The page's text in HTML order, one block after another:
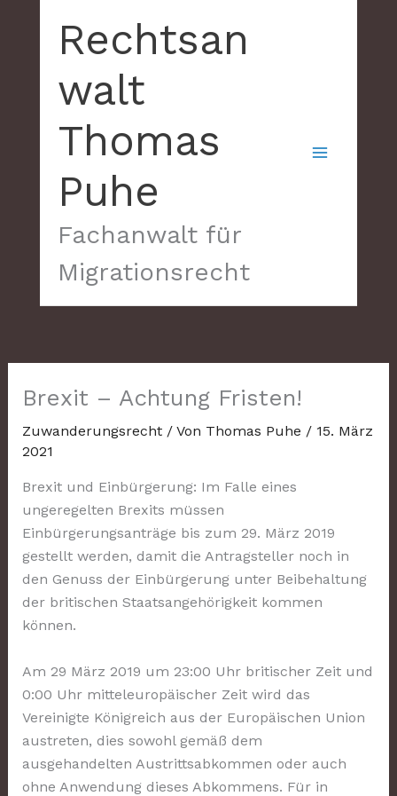
Rechtsan
walt
Thomas
Puhe
Fachanwalt für
Migrationsrecht
Brexit – Achtung Fristen!
Zuwanderungsrecht/ Von Thomas Puhe / 15. März
2021
Brexit und Einbürgerung: Im Falle eines
ungeregelten Brexits müssen
Einbürgerungsanträge bis zum 29. März 2019
gestellt werden, damit die Antragsteller noch in
den Genuss der Einbürgerung unter Beibehaltung
der britischen Staatsangehörigkeit kommen
können.
Am 29 März 2019 um 23:00 Uhr britischer Zeit und
0:00 Uhr mitteleuropäischer Zeit wird das
Vereinigte Königreich aus der Europäischen Union
austreten, dies sowohl gemäß dem
ausgehandelten Austrittsabkommen oder auch
ohne Anwendung dieses Abkommens. Für in